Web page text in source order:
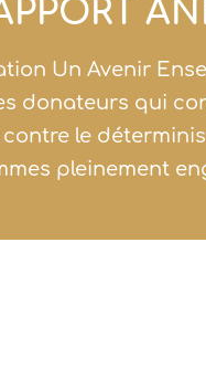
Un Avenir
donateurs qui
le
pleinement